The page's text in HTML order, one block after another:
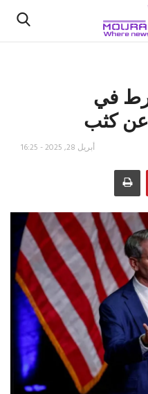
في
عن كثب
أبريل 28, 2025 - 16:25